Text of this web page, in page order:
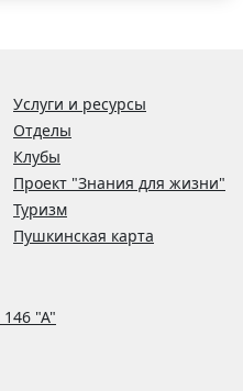
146 "А"
Услуги и ресурсы
Отделы
Клубы
Проект "Знания для жизни"
Туризм
Пушкинская карта